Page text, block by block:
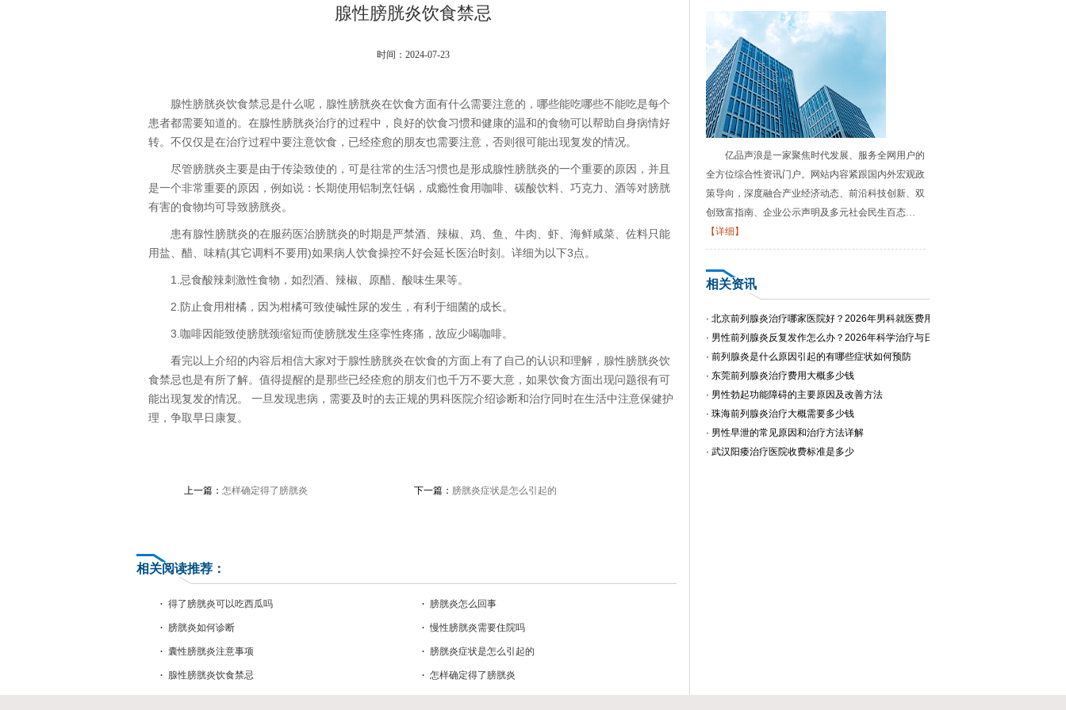
腺性膀胱炎饮食禁忌
时间：2024-07-23
腺性膀胱炎饮食禁忌是什么呢，腺性膀胱炎在饮食方面有什么需要注意的，哪些能吃哪些不能吃是每个
患者都需要知道的。在腺性膀胱炎治疗的过程中，良好的饮食习惯和健康的温和的食物可以帮助自身病情好
转。不仅仅是在治疗过程中要注意饮食，已经痊愈的朋友也需要注意，否则很可能出现复发的情况。​
尽管膀胱炎主要是由于传染致使的，可是往常的生活习惯也是形成腺性膀胱炎的一个重要的原因，并且
是一个非常重要的原因，例如说：长期使用铝制烹饪锅，成瘾性食用咖啡、碳酸饮料、巧克力、酒等对膀胱
有害的食物均可导致膀胱炎。
患有腺性膀胱炎的在服药医治膀胱炎的时期是严禁酒、辣椒、鸡、鱼、牛肉、虾、海鲜咸菜、佐料只能
用盐、醋、味精(其它调料不要用)如果病人饮食操控不好会延长医治时刻。详细为以下3点。
1.忌食酸辣刺激性食物，如烈酒、辣椒、原醋、酸味生果等。
2.防止食用柑橘，因为柑橘可致使碱性尿的发生，有利于细菌的成长。
3.咖啡因能致使膀胱颈缩短而使膀胱发生痉挛性疼痛，故应少喝咖啡。
看完以上介绍的内容后相信大家对于腺性膀胱炎在饮食的方面上有了自己的认识和理解，腺性膀胱炎饮
食禁忌也是有所了解。值得提醒的是那些已经痊愈的朋友们也千万不要大意，如果饮食方面出现问题很有可
能出现复发的情况。 一旦发现患病，需要及时的去正规的男科医院介绍诊断和治疗同时在生活中注意保健护
理，争取早日康复。
上一篇： 怎样确定得了膀胱炎 下一篇： 膀胱炎症状是怎么引起的
相关阅读推荐：
得了膀胱炎可以吃西瓜吗 膀胱炎怎么回事
膀胱炎如何诊断 慢性膀胱炎需要住院吗
囊性膀胱炎注意事项 膀胱炎症状是怎么引起的
腺性膀胱炎饮食禁忌 怎样确定得了膀胱炎
亿品声浪是一家聚焦时代发展、服务全网用户的
全方位综合性资讯门户。网站内容紧跟国内外宏观政
策导向，深度融合产业经济动态、前沿科技创新、双
创致富指南、企业公示声明及多元社会民生百态…
【详细】
相关资讯
· 北京前列腺炎治疗哪家医院好？2026年男科就医费用与专家推荐
· 男性前列腺炎反复发作怎么办？2026年科学治疗与日常护理指南
· 前列腺炎是什么原因引起的有哪些症状如何预防
· 东莞前列腺炎治疗费用大概多少钱
· 男性勃起功能障碍的主要原因及改善方法
· 珠海前列腺炎治疗大概需要多少钱
· 男性早泄的常见原因和治疗方法详解
· 武汉阳痿治疗医院收费标准是多少